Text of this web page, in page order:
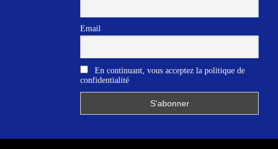
Email
En continuant, vous acceptez la politique de
confidentialité